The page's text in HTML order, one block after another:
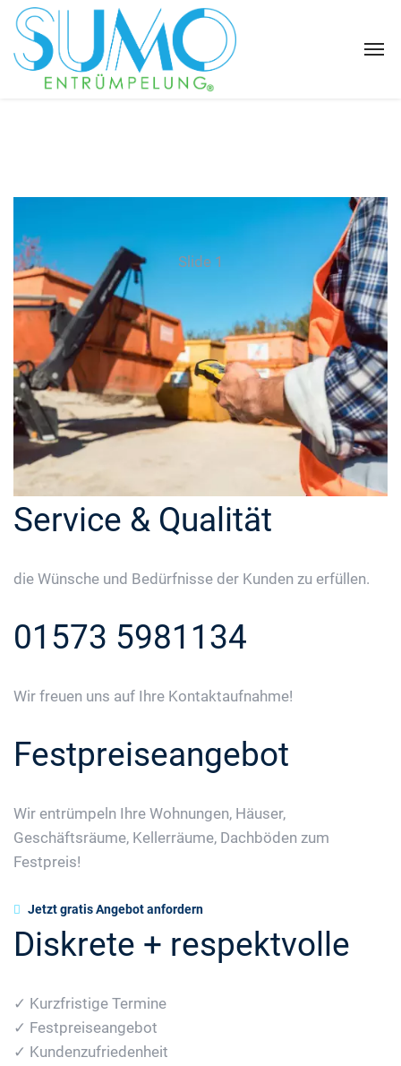
Slide 1
Service & Qualität
die Wünsche und Bedürfnisse der Kunden zu erfüllen.
01573 5981134
Wir freuen uns auf Ihre Kontaktaufnahme!
Festpreiseangebot
Wir entrümpeln Ihre Wohnungen, Häuser,
Geschäftsräume, Kellerräume, Dachböden zum
Festpreis!
Jetzt gratis Angebot anfordern
Diskrete + respektvolle
✓ Kurzfristige Termine
✓ Festpreiseangebot
✓ Kundenzufriedenheit